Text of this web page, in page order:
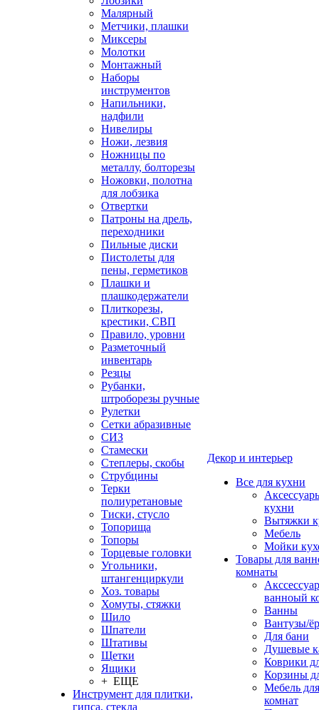
Малярный
Метчики, плашки
Миксеры
Молотки
Монтажный
Наборы
инструментов
Напильники,
надфили
Нивелиры
Ножи, лезвия
Ножницы по
металлу, болторезы
Ножовки, полотна
для лобзика
Отвертки
Патроны на дрель,
переходники
Пильные диски
Пистолеты для
пены, герметиков
Плашки и
плашкодержатели
Плиткорезы,
крестики, СВП
Правило, уровни
Разметочный
инвентарь
Резцы
Рубанки,
штроборезы ручные
Рулетки
Сетки абразивные
СИЗ
Стамески
Степлеры, скобы
Струбцины
Терки
полиуретановые
Тиски, стусло
Топорища
Топоры
Торцевые головки
Угольники,
штангенциркули
Хоз. товары
Хомуты, стяжки
Шило
Шпатели
Штативы
Щетки
Ящики
+ ЕЩЕ
Инструмент для плитки,
гипса, стекла
Декор и интерьер
Все для кухни
кухни
Вытяжки
Мебель
Мойки
Товары для
комнаты
ванноый
Ванны
Вантузы/
Для бани
Душевые
Коврики
Корзины
Мебель
комнат